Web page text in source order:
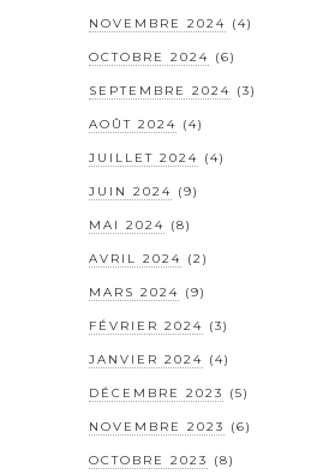
NOVEMBRE 2024 (4)
OCTOBRE 2024 (6)
SEPTEMBRE 2024 (3)
AOÛT 2024 (4)
JUILLET 2024 (4)
JUIN 2024 (9)
MAI 2024 (8)
AVRIL 2024 (2)
MARS 2024 (9)
FÉVRIER 2024 (3)
JANVIER 2024 (4)
DÉCEMBRE 2023 (5)
NOVEMBRE 2023 (6)
OCTOBRE 2023 (8)